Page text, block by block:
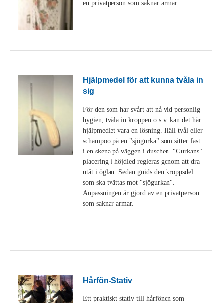
en privatperson som saknar armar.
Hjälpmedel för att kunna tvåla in
sig
För den som har svårt att nå vid personlig
hygien, tvåla in kroppen o.s.v. kan det här
hjälpmedlet vara en lösning. Häll tvål eller
schampoo på en "sjögurka" som sitter fast
i en skena på väggen i duschen. "Gurkans"
placering i höjdled regleras genom att dra
utåt i öglan. Sedan gnids den kroppsdel
som ska tvättas mot "sjögurkan".
Anpassningen är gjord av en privatperson
som saknar armar.
Hårfön-Stativ
Ett praktiskt stativ till hårfönen som